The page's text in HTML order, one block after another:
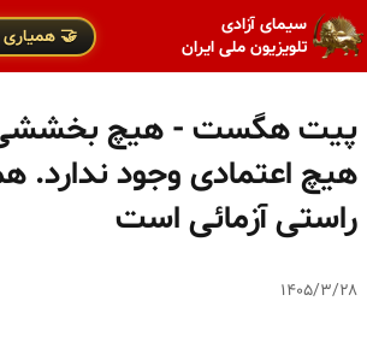
سیمای آزادی
تلویزیون ملی ایران
🤝 همیاری
پیت هگست - هیچ بخششی
هیچ اعتمادی وجود ندارد.
راستی آزمائی است
۱۴۰۵/۳/۲۸